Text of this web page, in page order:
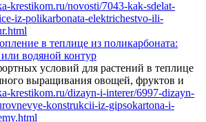
в теплице из поликарбоната:
или водяной контур
условий для растений в теплице
выращивания овощей, фруктов и